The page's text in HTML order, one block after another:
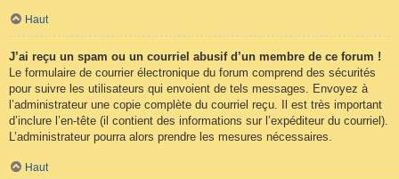
Haut
J’ai reçu un spam ou un courriel abusif d’un membre de ce forum !
Le formulaire de courrier électronique du forum comprend des sécurités
pour suivre les utilisateurs qui envoient de tels messages. Envoyez à
l’administrateur une copie complète du courriel reçu. Il est très important
d’inclure l’en-tête (il contient des informations sur l’expéditeur du courriel).
L’administrateur pourra alors prendre les mesures nécessaires.
Haut